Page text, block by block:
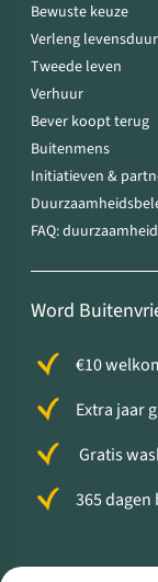
Bewuste keuze
Verleng levensduur
Tweede leven
Verhuur
Bever koopt terug
Buitenmens
Initiatieven &
FAQ: duurzaamheid
Word
€10
Extra jaar
Gratis
365